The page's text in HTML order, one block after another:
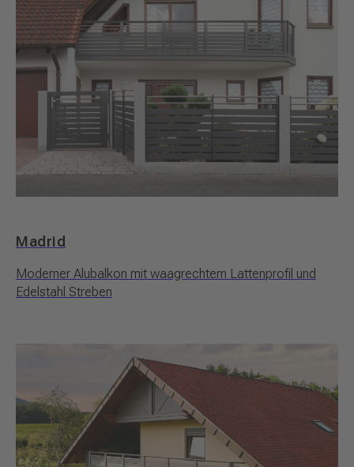
Madrid
Moderner Alubalkon mit waagrechtem Lattenprofil und
Edelstahl Streben